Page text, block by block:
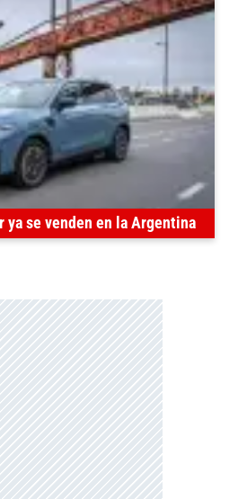
ya se venden en la Argentina